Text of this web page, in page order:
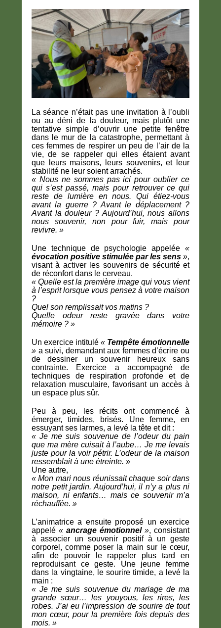
La séance n’était pas une invitation à l’oubli
ou au déni de la douleur, mais plutôt une
tentative simple d’ouvrir une petite fenêtre
dans le mur de la catastrophe, permettant à
ces femmes de respirer un peu de l’air de la
vie, de se rappeler qui elles étaient avant
que leurs maisons, leurs souvenirs, et leur
stabilité ne leur soient arrachés.
« Nous ne sommes pas ici pour oublier ce
qui s’est passé, mais pour retrouver ce qui
reste de lumière en nous. Qui étiez-vous
avant la guerre ? Avant le déplacement ?
Avant la douleur ? Aujourd’hui, nous allons
nous souvenir, non pour fuir, mais pour
revivre. »
Une technique de psychologie appelée «
évocation positive stimulée par les sens »,
visant à activer les souvenirs de sécurité et
de réconfort dans le cerveau.
« Quelle est la première image qui vous vient
à l’esprit lorsque vous pensez à votre maison
?
Quel son remplissait vos matins ?
Quelle odeur reste gravée dans votre
mémoire ? »
Un exercice intitulé « Tempête émotionnelle
» a suivi, demandant aux femmes d’écrire ou
de dessiner un souvenir heureux sans
contrainte. Exercice a accompagné de
techniques de respiration profonde et de
relaxation musculaire, favorisant un accès à
un espace plus sûr.
Peu à peu, les récits ont commencé à
émerger, timides, brisés. Une femme, en
essuyant ses larmes, a levé la tête et dit :
« Je me suis souvenue de l’odeur du pain
que ma mère cuisait à l’aube… Je me levais
juste pour la voir pétrir. L’odeur de la maison
ressemblait à une étreinte. »
Une autre,
« Mon mari nous réunissait chaque soir dans
notre petit jardin. Aujourd’hui, il n’y a plus ni
maison, ni enfants… mais ce souvenir m’a
réchauffée. »
L’animatrice a ensuite proposé un exercice
appelé « ancrage émotionnel», consistant
à associer un souvenir positif à un geste
corporel, comme poser la main sur le cœur,
afin de pouvoir le rappeler plus tard en
reproduisant ce geste. Une jeune femme
dans la vingtaine, le sourire timide, a levé la
main :
« Je me suis souvenue du mariage de ma
grande sœur… les youyous, les rires, les
robes. J’ai eu l’impression de sourire de tout
mon cœur, pour la première fois depuis des
mois. »